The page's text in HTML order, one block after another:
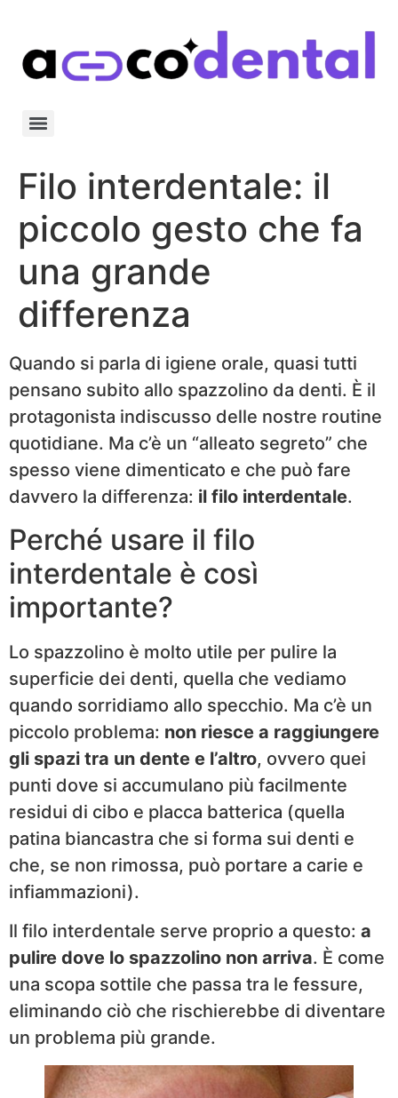
Filo interdentale: il
piccolo gesto che fa
una grande
differenza
Quando si parla di igiene orale, quasi tutti
pensano subito allo spazzolino da denti. È il
protagonista indiscusso delle nostre routine
quotidiane. Ma c’è un “alleato segreto” che
spesso viene dimenticato e che può fare
davvero la differenza: il filo interdentale.
Perché usare il filo
interdentale è così
importante?
Lo spazzolino è molto utile per pulire la
superficie dei denti, quella che vediamo
quando sorridiamo allo specchio. Ma c’è un
piccolo problema: non riesce a raggiungere
gli spazi tra un dente e l’altro, ovvero quei
punti dove si accumulano più facilmente
residui di cibo e placca batterica (quella
patina biancastra che si forma sui denti e
che, se non rimossa, può portare a carie e
infiammazioni).
Il filo interdentale serve proprio a questo: a
pulire dove lo spazzolino non arriva. È come
una scopa sottile che passa tra le fessure,
eliminando ciò che rischierebbe di diventare
un problema più grande.